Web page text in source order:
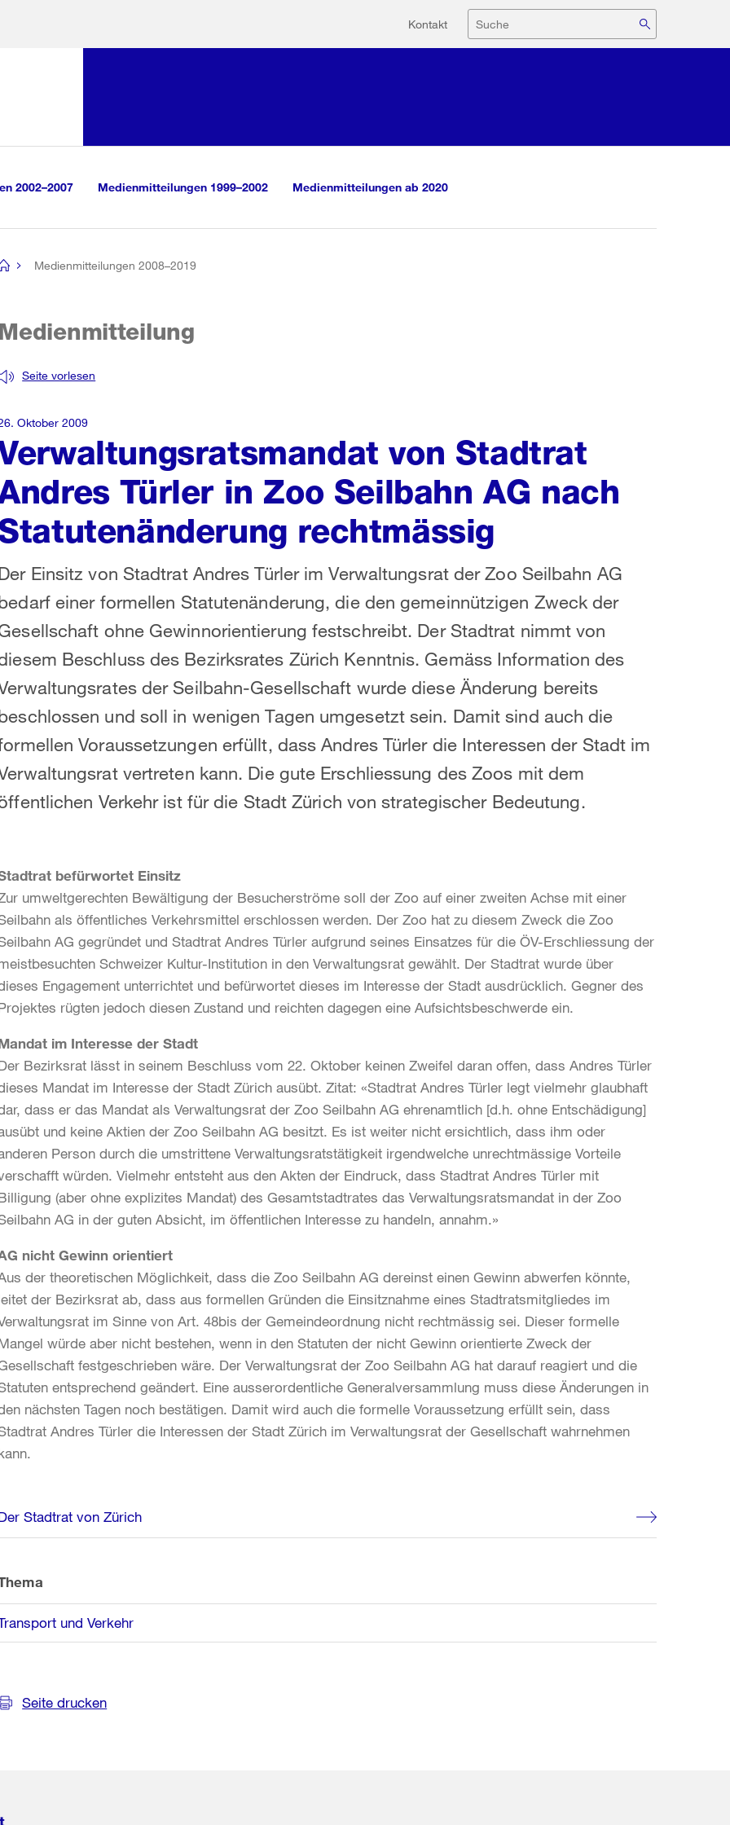
Hilfsnavigation
Kontakt Suche
2002–2007 Medienmitteilungen 1999–2002 Medienmitteilungen ab 2020
Medienmitteilungen 2008–2019
von Stadtrat
Türler in Zoo Seilbahn AG nach
rechtmässig
Seite vorlesen
Einsitz von Stadtrat Andres Türler im Verwaltungsrat der Zoo Seilbahn AG
einer formellen Statutenänderung, die den gemeinnützigen Zweck der
ohne Gewinnorientierung festschreibt. Der Stadtrat nimmt von
Beschluss des Bezirksrates Zürich Kenntnis. Gemäss Information des
der Seilbahn-Gesellschaft wurde diese Änderung bereits
und soll in wenigen Tagen umgesetzt sein. Damit sind auch die
Voraussetzungen erfüllt, dass Andres Türler die Interessen der Stadt im
vertreten kann. Die gute Erschliessung des Zoos mit dem
Verkehr ist für die Stadt Zürich von strategischer Bedeutung.
Oktober 2009
befürwortet Einsitz
umweltgerechten Bewältigung der Besucherströme soll der Zoo auf einer zweiten Achse mit einer
als öffentliches Verkehrsmittel erschlossen werden. Der Zoo hat zu diesem Zweck die Zoo
AG gegründet und Stadtrat Andres Türler aufgrund seines Einsatzes für die ÖV-Erschliessung der
Schweizer Kultur-Institution in den Verwaltungsrat gewählt. Der Stadtrat wurde über
Engagement unterrichtet und befürwortet dieses im Interesse der Stadt ausdrücklich. Gegner des
rügten jedoch diesen Zustand und reichten dagegen eine Aufsichtsbeschwerde ein.
im Interesse der Stadt
Bezirksrat lässt in seinem Beschluss vom 22. Oktober keinen Zweifel daran offen, dass Andres Türler
Mandat im Interesse der Stadt Zürich ausübt. Zitat: «Stadtrat Andres Türler legt vielmehr glaubhaft
dass er das Mandat als Verwaltungsrat der Zoo Seilbahn AG ehrenamtlich [d.h. ohne Entschädigung]
und keine Aktien der Zoo Seilbahn AG besitzt. Es ist weiter nicht ersichtlich, dass ihm oder
Person durch die umstrittene Verwaltungsratstätigkeit irgendwelche unrechtmässige Vorteile
würden. Vielmehr entsteht aus den Akten der Eindruck, dass Stadtrat Andres Türler mit
(aber ohne explizites Mandat) des Gesamtstadtrates das Verwaltungsratsmandat in der Zoo
AG in der guten Absicht, im öffentlichen Interesse zu handeln, annahm.»
nicht Gewinn orientiert
der theoretischen Möglichkeit, dass die Zoo Seilbahn AG dereinst einen Gewinn abwerfen könnte,
der Bezirksrat ab, dass aus formellen Gründen die Einsitznahme eines Stadtratsmitgliedes im
im Sinne von Art. 48bis der Gemeindeordnung nicht rechtmässig sei. Dieser formelle
würde aber nicht bestehen, wenn in den Statuten der nicht Gewinn orientierte Zweck der
festgeschrieben wäre. Der Verwaltungsrat der Zoo Seilbahn AG hat darauf reagiert und die
entsprechend geändert. Eine ausserordentliche Generalversammlung muss diese Änderungen in
nächsten Tagen noch bestätigen. Damit wird auch die formelle Voraussetzung erfüllt sein, dass
Andres Türler die Interessen der Stadt Zürich im Verwaltungsrat der Gesellschaft wahrnehmen
Stadtrat von Zürich
und Verkehr
Seite drucken